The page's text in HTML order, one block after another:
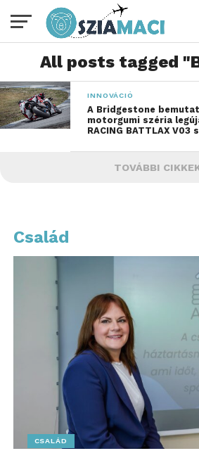
All posts tagged
INNOVÁCIÓ
A Bridgestone
motorgumi széria
RACING BATTLAX
TOVÁBBI
Család
CSALÁD